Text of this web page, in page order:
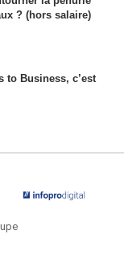
? (hors salaire)
to Business, c’est